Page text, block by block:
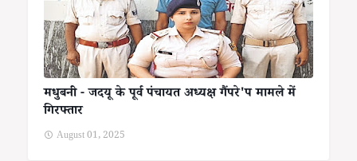
मधुबनी - जदयू के पूर्व पंचायत अध्यक्ष गैंपरे'प मामले में
गिरफ्तार
August 01, 2025